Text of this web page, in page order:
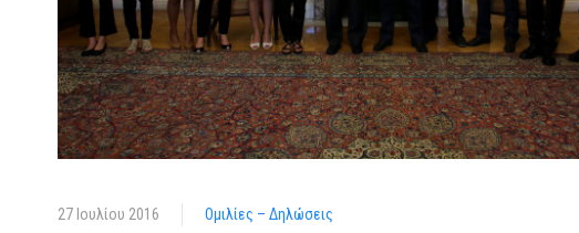
27 Ιουλίου 2016 Ομιλίες – Δηλώσεις